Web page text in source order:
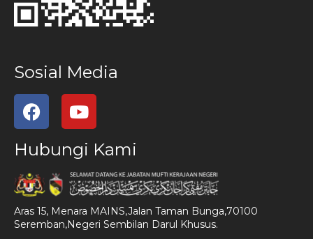
Sosial Media
Hubungi Kami
Aras 15, Menara MAINS,Jalan Taman Bunga,70100
Seremban,Negeri Sembilan Darul Khusus.